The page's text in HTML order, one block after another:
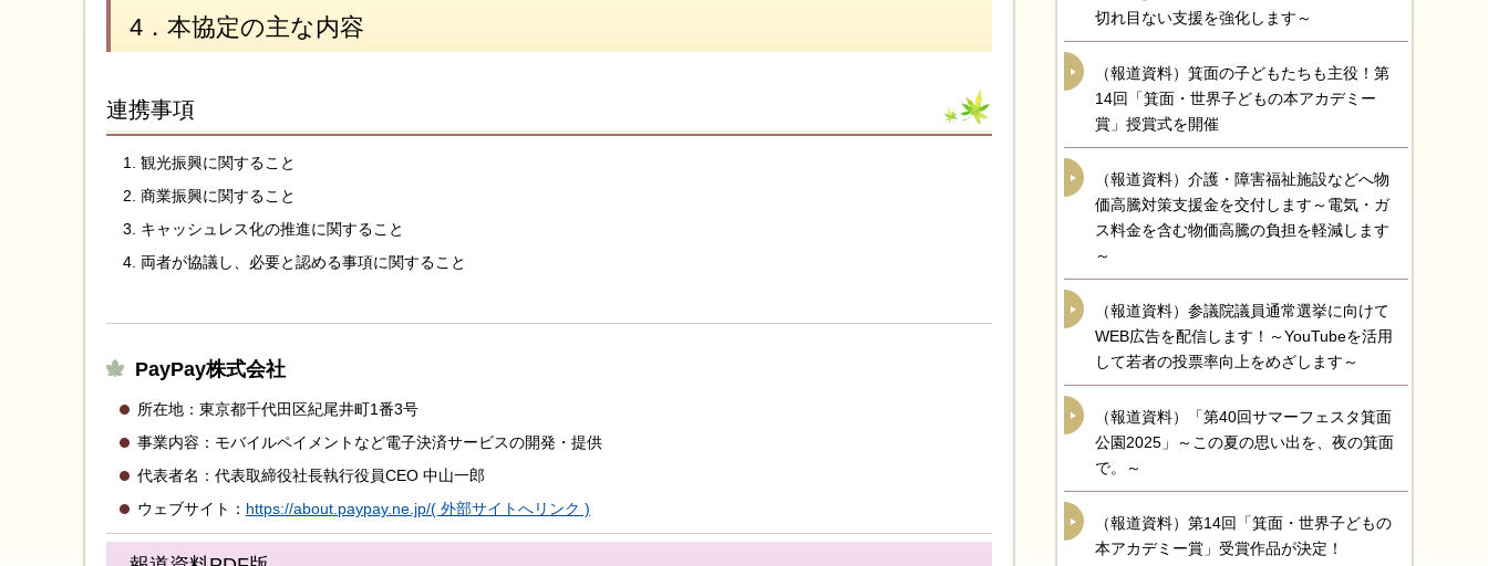
4．本協定の主な内容
連携事項
観光振興に関すること
商業振興に関すること
キャッシュレス化の推進に関すること
両者が協議し、必要と認める事項に関すること
PayPay株式会社
所在地：東京都千代田区紀尾井町1番3号
事業内容：モバイルペイメントなど電子決済サービスの開発・提供
代表者名：代表取締役社長執行役員CEO 中山一郎
ウェブサイト： https://about.paypay.ne.jp/( 外部サイトへリンク )
切れ目ない支援を強化します～
（報道資料）箕面の子どもたちも主役！第
14回「箕面・世界子どもの本アカデミー
賞」授賞式を開催
（報道資料）介護・障害福祉施設などへ物
価高騰対策支援金を交付します～電気・ガ
ス料金を含む物価高騰の負担を軽減します
～
（報道資料）参議院議員通常選挙に向けて
WEB広告を配信します！～YouTubeを活用
して若者の投票率向上をめざします～
（報道資料）「第40回サマーフェスタ箕面
公園2025」～この夏の思い出を、夜の箕面
で。～
（報道資料）第14回「箕面・世界子どもの
本アカデミー賞」受賞作品が決定！